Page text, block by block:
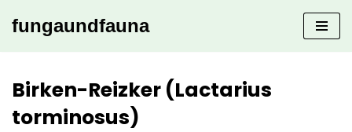
fungaundfauna
Birken-Reizker (Lactarius
torminosus)